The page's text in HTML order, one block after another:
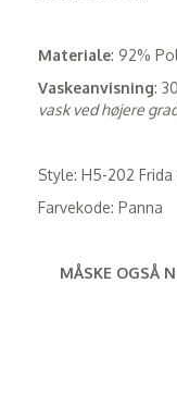
Materiale: 92%
Vaskeanvisning:
vask ved højere
Style: H5-202
Farvekode: Panna
MÅSKE OGSÅ